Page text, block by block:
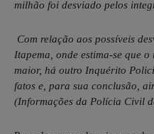
milhão foi desviado pelos
Com relação aos possíveis
Itapema, onde estima-se que
maior, há outro Inquérito
fatos e, para sua conclusão,
(Informações da Polícia Civil